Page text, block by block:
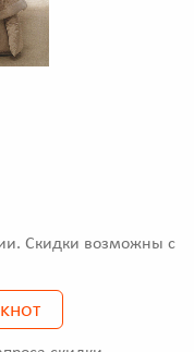
Скидки возможны с